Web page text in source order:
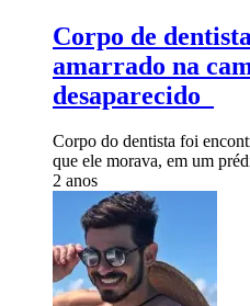
Corpo de
amarrado na
desaparecido
Corpo do dentista foi
que ele morava, em um
2 anos